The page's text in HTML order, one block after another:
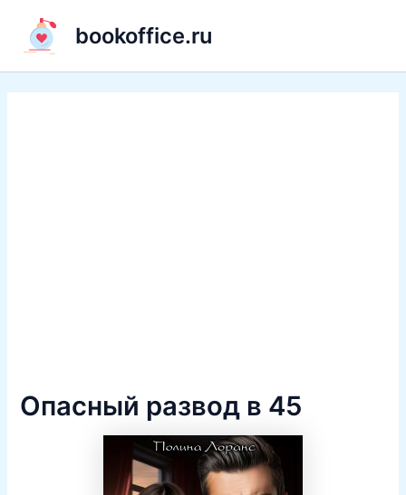
содержимому
bookoffice.ru
Опасный развод в 45